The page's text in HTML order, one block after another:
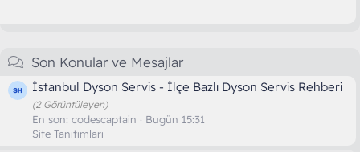
Son Konular ve Mesajlar
İstanbul Dyson Servis - İlçe Bazlı Dyson Servis Rehberi
(2 Görüntüleyen)
En son: codescaptain
Bugün 15:31
Site Tanıtımları